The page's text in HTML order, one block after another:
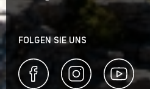
FOLGEN SIE UNS